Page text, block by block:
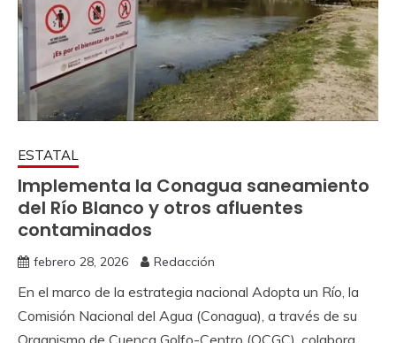
ESTATAL
Implementa la Conagua saneamiento
del Río Blanco y otros afluentes
contaminados
febrero 28, 2026 Redacción
En el marco de la estrategia nacional Adopta un Río, la
Comisión Nacional del Agua (Conagua), a través de su